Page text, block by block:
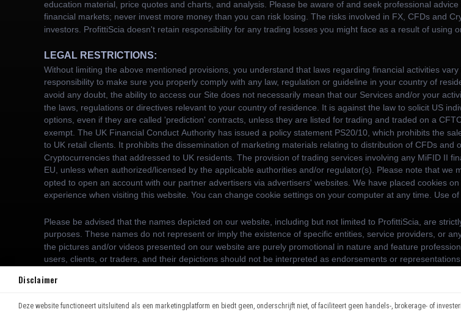
Disclaimer
Deze website functioneert uitsluitend als een marketingplatform en biedt geen, onderschrijft niet, of faciliteert geen handels-, brokerage- of